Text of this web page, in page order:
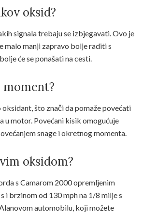
oksid?
signala trebaju se izbjegavati. Ovo je
malo manji zapravo bolje raditi s
će se ponašati na cesti.
moment?
što znači da pomaže povećati
u motor. Povećani kisik omogućuje
snage i okretnog momenta.
oksidom?
s Camarom 2000 opremljenim
i brzinom od 130 mph na 1/8 milje s
automobilu, koji možete